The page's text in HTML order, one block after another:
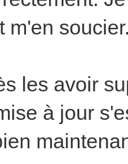
m'en
les avoir
à jour